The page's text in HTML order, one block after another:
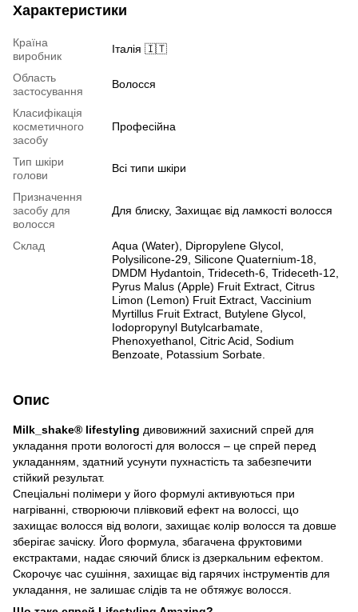
Характеристики
Країна
виробник
Італія 🇮🇹
Область
застосування
Волосся
Класифікація
косметичного
засобу
Професійна
Тип шкіри
голови
Всі типи шкіри
Призначення
засобу для
волосся
Для блиску, Захищає від ламкості волосся
Склад
Aqua (Water), Dipropylene Glycol,
Polysilicone-29, Silicone Quaternium-18,
DMDM Hydantoin, Trideceth-6, Trideceth-12,
Pyrus Malus (Apple) Fruit Extract, Citrus
Limon (Lemon) Fruit Extract, Vaccinium
Myrtillus Fruit Extract, Butylene Glycol,
Iodopropynyl Butylcarbamate,
Phenoxyethanol, Citric Acid, Sodium
Benzoate, Potassium Sorbate.
Опис
Milk_shake® lifestyling дивовижний захисний спрей для
укладання проти вологості для волосся – це спрей перед
укладанням, здатний усунути пухнастість та забезпечити
стійкий результат.
Спеціальні полімери у його формулі активуються при
нагріванні, створюючи плівковий ефект на волоссі, що
захищає волосся від вологи, захищає колір волосся та довше
зберігає зачіску. Його формула, збагачена фруктовими
екстрактами, надає сяючий блиск із дзеркальним ефектом.
Скорочує час сушіння, захищає від гарячих інструментів для
укладання, не залишає слідів та не обтяжує волосся.